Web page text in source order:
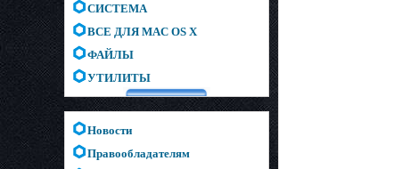
СИСТЕМА
ВСЕ ДЛЯ MAC OS X
ФАЙЛЫ
УТИЛИТЫ
Новости
Правообладателям